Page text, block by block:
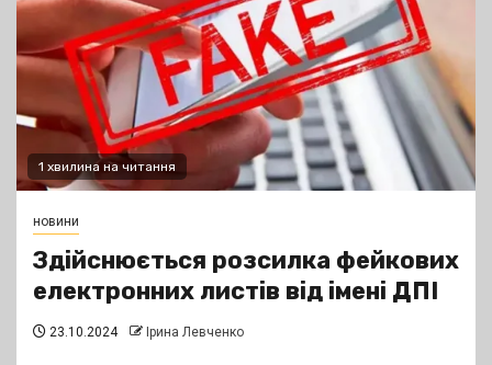
1 хвилина на читання
новини
Здійснюється розсилка фейкових
електронних листів від імені ДПІ
23.10.2024 Ірина Левченко